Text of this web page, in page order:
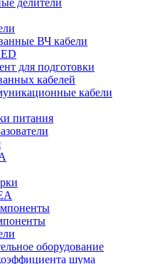
делители
ВЧ кабели
для подготовки
кабелей
кабели
питания
оборудование
шума